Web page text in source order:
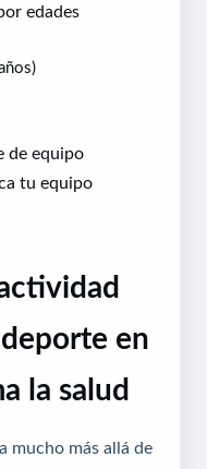
edades
de equipo
tu equipo
en
la salud
mucho más allá de